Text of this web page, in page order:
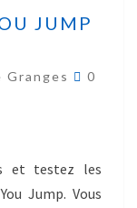
JUMP
Granges
0
et testez les
Jump. Vous